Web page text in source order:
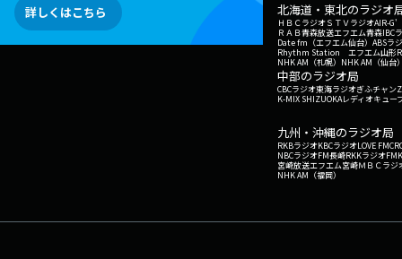
詳しくはこちら
北海道・東北のラジオ
ＨＢＣラジオＳＴＶラジオAIR-G'
ＲＡＢ青森放送エフエム青森IBC
Date fm（エフエム仙台） ABSラ
Rhythm Station エフエム山形
NHK AM（札幌） NHK AM（仙台
中部のラジオ局
CBCラジオ東海ラジオぎふチャン
K-MIX SHIZUOKAレディオキュー
九州・沖縄のラジオ局
RKBラジオKBCラジオLOVE FM
NBCラジオFM長崎RKKラジオ
宮崎放送エフエム宮崎ＭＢＣラジ
NHK AM（福岡）